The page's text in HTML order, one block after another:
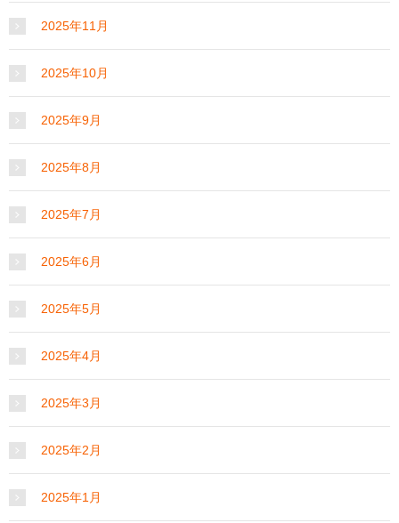
2025年11月
2025年10月
2025年9月
2025年8月
2025年7月
2025年6月
2025年5月
2025年4月
2025年3月
2025年2月
2025年1月